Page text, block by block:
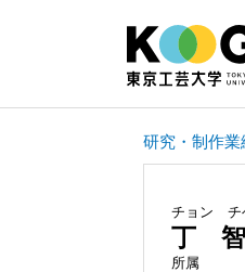
研究・制作
チョン チ
丁
所属